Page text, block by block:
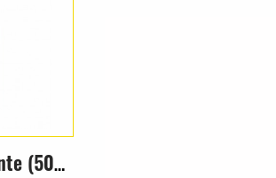
Spray lubricante (500ml)